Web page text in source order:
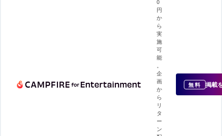
円
か
ら
実
施
可
能
企
画
か
ら
リ
タ
ー
ン
無料 掲載